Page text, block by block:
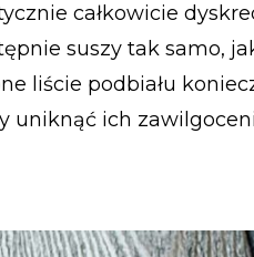
całkowicie
suszy tak samo,
liście podbiału
uniknąć ich